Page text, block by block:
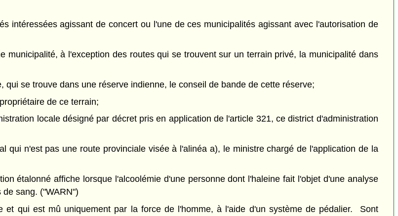
intéressées agissant de concert ou l'une de ces municipalités agissant avec l'autorisation de
municipalité, à l'exception des routes qui se trouvent sur un terrain privé, la municipalité dans
se trouve dans une réserve indienne, le conseil de bande de cette réserve;
de ce terrain;
locale désigné par décret pris en application de l'article 321, ce district d'administration
qui n'est pas une route provinciale visée à l'alinéa a), le ministre chargé de l'application de la
étalonné affiche lorsque l'alcoolémie d'une personne dont l'haleine fait l'objet d'une analyse
sang. ("WARN")
qui est mû uniquement par la force de l'homme, à l'aide d'un système de pédalier. Sont